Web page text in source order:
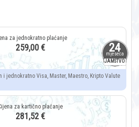
24
mjeseca
JAMSTVO
259,00 €
i jednokratno Visa, Master, Maestro, Kripto Valute
281,52 €